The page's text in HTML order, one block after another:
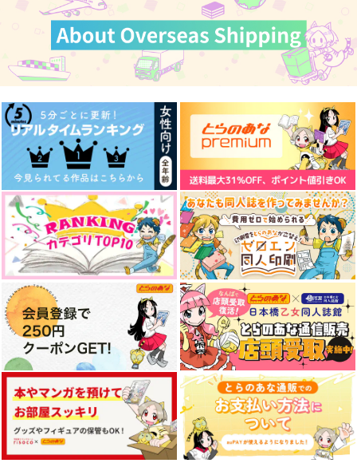
不思議なドアとトレイ
787円（税込）
サンプル
作品詳細
LIKE OR…？
カラフル
582円（税込）
トレイ×リドル
サンプル
作品詳細
幻灯
crumble
（税込）
トレイ×リドル
サンプル
作品詳細
mochi log3
monolog
472円（税込）
ジェイド×フロイド
サンプル
幻の楽園
のらりくらり
770円（税込）
フロイド×ジェイド
サンプル
ライトブルーの証明
海外套
2,044円（税込）
フロイド×ジェイド
サンプル